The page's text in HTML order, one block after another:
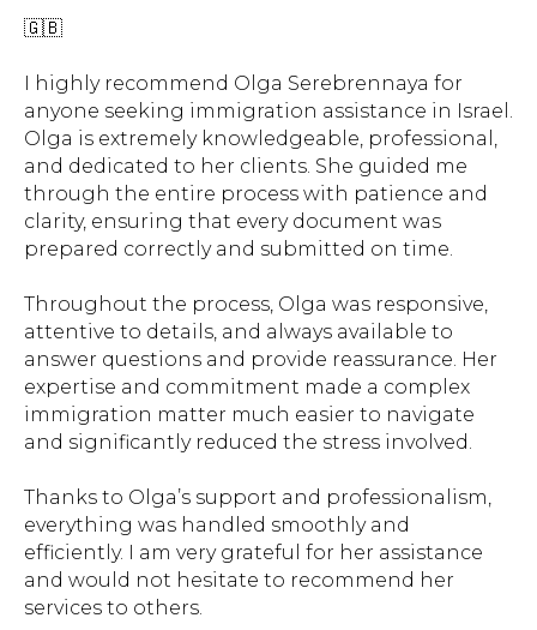
🇬🇧
I highly recommend Olga Serebrennaya for
anyone seeking immigration assistance in Israel.
Olga is extremely knowledgeable, professional,
and dedicated to her clients. She guided me
through the entire process with patience and
clarity, ensuring that every document was
prepared correctly and submitted on time.
Throughout the process, Olga was responsive,
attentive to details, and always available to
answer questions and provide reassurance. Her
expertise and commitment made a complex
immigration matter much easier to navigate
and significantly reduced the stress involved.
Thanks to Olga’s support and professionalism,
everything was handled smoothly and
efficiently. I am very grateful for her assistance
and would not hesitate to recommend her
services to others.